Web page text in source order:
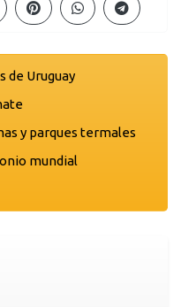
de Uruguay
y parques termales
mundial